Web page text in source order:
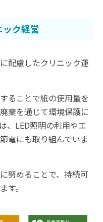
ク経営
配慮したクリニック運
ることで紙の使用量を
棄を通じて環境保護に
、LED照明の利用やエ
電にも取り組んでいま
努めることで、持続可
す。